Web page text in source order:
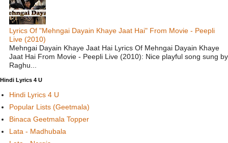
Lyrics Of "Mehngai Dayain Khaye Jaat Hai" From Movie - Peepli
Live (2010)
Mehngai Dayain Khaye Jaat Hai Lyrics Of Mehngai Dayain Khaye
Jaat Hai From Movie - Peepli Live (2010): Nice playful song sung by
Raghu...
Hindi Lyrics 4 U
Hindi Lyrics 4 U
Popular Lists (Geetmala)
Binaca Geetmala Topper
Lata - Madhubala